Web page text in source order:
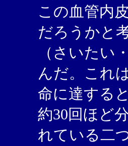
この血管内
だろうかと
（さいたい
んだ。これ
命に達する
約30回ほど
れている二